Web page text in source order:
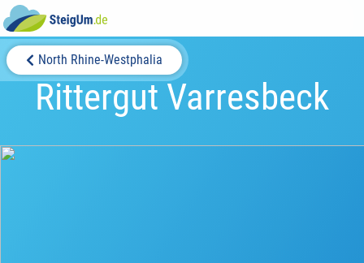
North Rhine-Westphalia
Rittergut Varresbeck